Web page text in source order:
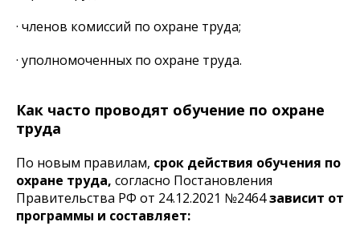
· членов комиссий по охране труда;
· уполномоченных по охране труда.
Как часто проводят обучение по охране
труда
По новым правилам, срок действия обучения по
охране труда, согласно Постановления
Правительства РФ от 24.12.2021 №2464зависит от
программы и составляет: